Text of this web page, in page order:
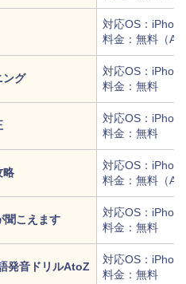
対応OS：iPhone
料金：無料（
ング
対応OS：
料金：無料
対応OS：
料金：無料
略
対応OS：
料金：無料（
聞こえます
対応OS：iPhone
料金：無料
発音ドリルAtoZ
対応OS：
料金：無料